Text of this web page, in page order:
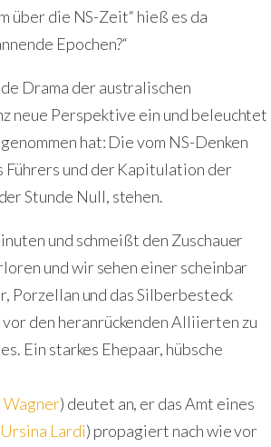
über die NS-Zeit“ hieß es da
Epochen?“
Drama der australischen
neue Perspektive ein und beleuchtet
hat: Die vom NS-Denken
Führers und der Kapitulation der
Stunde Null, stehen.
und schmeißt den Zuschauer
und wir sehen einer scheinbar
Porzellan und das Silberbesteck
vor den heranrückenden Alliierten zu
Ein starkes Ehepaar, hübsche
Wagner) deutet an, er das Amt eines
Ursina Lardi) propagiert nach wie vor